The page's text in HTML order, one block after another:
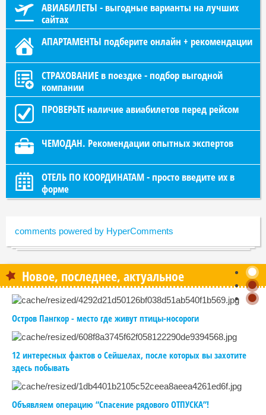
АВИАБИЛЕТЫ - выгодные варианты на лучших
сайтах
АПАРТАМЕНТЫ подберите онлайн + рекомендации
СТРАХОВАНИЕ в поездке - подбор выгодной
компании
ПРОВЕРЬТЕ наличие авиабилетов перед рейсом
ЧЕМОДАН. Рекомендации опытных экспертов
ОТЕЛЬ ПО КООРДИНАТАМ - просто введите их в
форме
comments powered by HyperComments
Новое, последнее, актуальное
Остров Пангкор - место где живут птицы-носороги
12 интересных фактов о Сейшелах, после которых вы захотите
здесь побывать
Объявляем операцию “Спасение рядового ОТПУСКА”!